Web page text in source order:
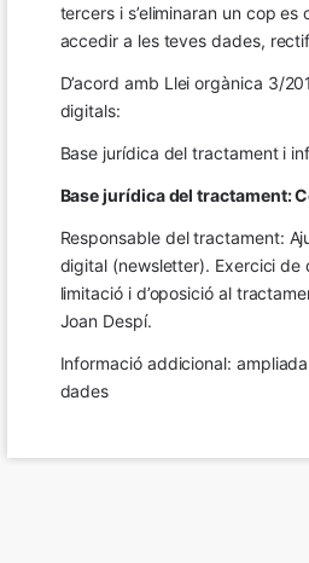
tercers i s’eliminaran un cop
accedir a les teves dades,
D’acord amb Llei orgànica 3/
digitals:
Base jurídica del tractament i
Base jurídica del tractament:
Responsable del tractament:
digital (newsletter). Exercici de
limitació i d’oposició al
Joan Despí.
Informació addicional:
dades